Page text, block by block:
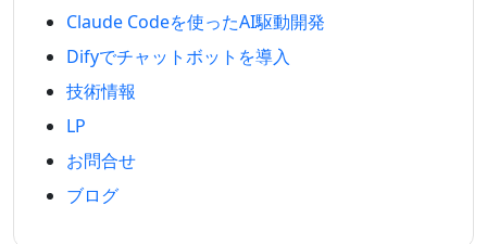
Claude Codeを使ったAI駆動開発
Difyでチャットボットを導入
技術情報
LP
お問合せ
ブログ